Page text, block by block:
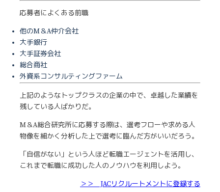
応募者によくある前職
他のM＆A仲介会社
大手銀行
大手証券会社
総合商社
外資系コンサルティングファーム
上記のようなトップクラスの企業の中で、卓越した業績を
残している人ばかりだ。
M＆A総合研究所に応募する際は、選考フローや求める人
物像を細かく分析した上で選考に臨んだ方がいいだろう。
「自信がない」という人ほど転職エージェントを活用し、
これまで転職に成功した人のノウハウを利用しよう。
＞＞ JACリクルートメントに登録する